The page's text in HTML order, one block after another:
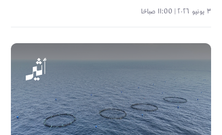
٣ يونيو ٢٠٢٦ | 11:00 صباحًا